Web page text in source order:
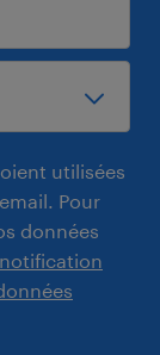
utilisées
Pour
données